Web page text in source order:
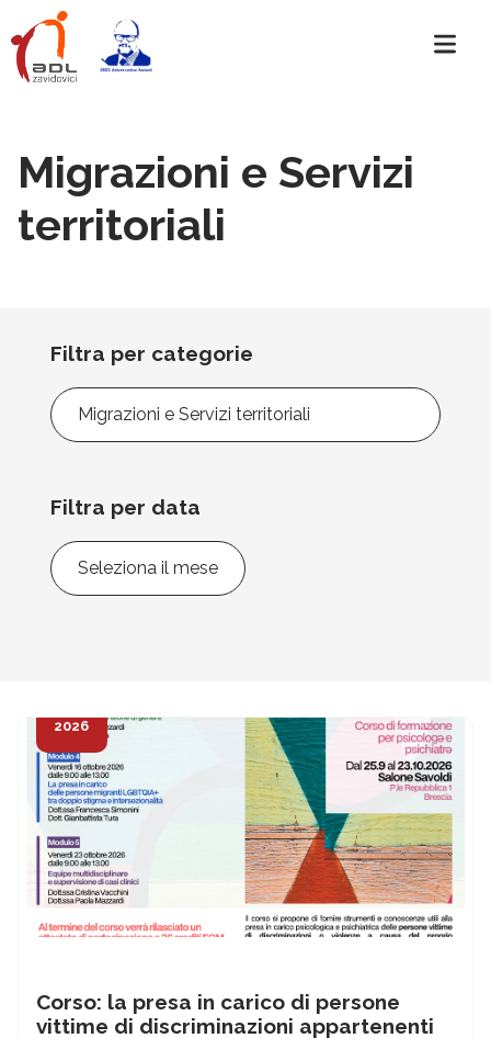
Migrazioni e Servizi
territoriali
Filtra per categorie
Filtra
per
categorie
Filtra per data
Filtra
per
data
2026
Corso: la presa in carico di persone
vittime di discriminazioni appartenenti